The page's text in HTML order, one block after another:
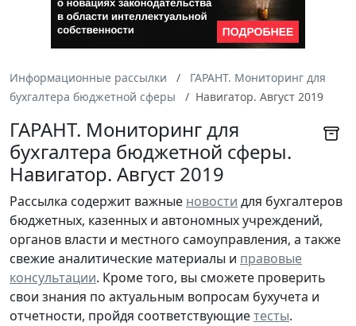
Информационные рассылки
ГАРАНТ. Мониторинг для
бухгалтера бюджетной сферы
Навигатор. Август 2019
ГАРАНТ. Мониторинг для
бухгалтера бюджетной сферы.
Навигатор. Август 2019
Рассылка содержит важные новости для бухгалтеров
бюджетных, казенных и автономных учреждений,
органов власти и местного самоуправления, а также
свежие аналитические материалы и правовые
консультации. Кроме того, вы сможете проверить
свои знания по актуальным вопросам бухучета и
отчетности, пройдя соответствующиетесты.